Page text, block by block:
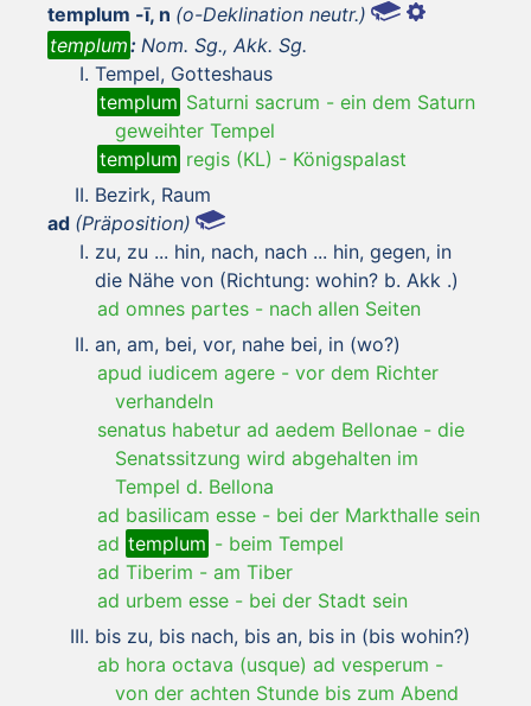
templum -ī, n (o-Deklination neutr.)
templum: Nom. Sg., Akk. Sg.
Tempel, Gotteshaus
templum Saturni sacrum - ein dem Saturn
geweihter Tempel
templum regis (KL) - Königspalast
Bezirk, Raum
ad (Präposition)
zu, zu ... hin, nach, nach ... hin, gegen, in
die Nähe von (Richtung: wohin? b. Akk .)
ad omnes partes - nach allen Seiten
an, am, bei, vor, nahe bei, in (wo?)
apud iudicem agere - vor dem Richter
verhandeln
senatus habetur ad aedem Bellonae - die
Senatssitzung wird abgehalten im
Tempel d. Bellona
ad basilicam esse - bei der Markthalle sein
ad templum - beim Tempel
ad Tiberim - am Tiber
ad urbem esse - bei der Stadt sein
bis zu, bis nach, bis an, bis in (bis wohin?)
ab hora octava (usque) ad vesperum -
von der achten Stunde bis zum Abend